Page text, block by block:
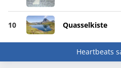
10 Quasselkiste
Heartbeats